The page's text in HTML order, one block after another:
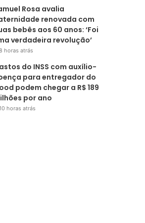
Rosa avalia
renovada com
bebês aos 60 anos: ‘Foi
verdadeira revolução’
horas atrás
do INSS com auxílio-
para entregador do
podem chegar a R$ 189
por ano
horas atrás